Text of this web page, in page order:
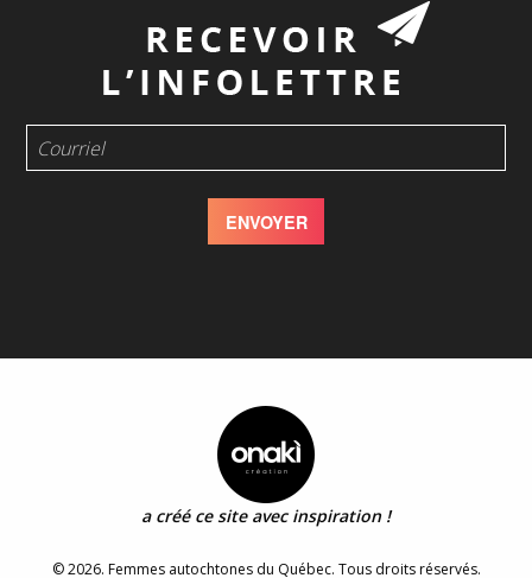
a créé ce site avec inspiration !
© 2026. Femmes autochtones du Québec. Tous droits réservés.